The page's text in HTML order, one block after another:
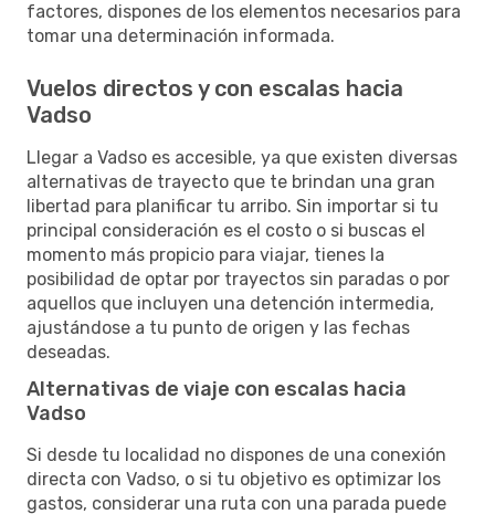
factores, dispones de los elementos necesarios para
tomar una determinación informada.
Vuelos directos y con escalas hacia
Vadso
Llegar a Vadso es accesible, ya que existen diversas
alternativas de trayecto que te brindan una gran
libertad para planificar tu arribo. Sin importar si tu
principal consideración es el costo o si buscas el
momento más propicio para viajar, tienes la
posibilidad de optar por trayectos sin paradas o por
aquellos que incluyen una detención intermedia,
ajustándose a tu punto de origen y las fechas
deseadas.
Alternativas de viaje con escalas hacia
Vadso
Si desde tu localidad no dispones de una conexión
directa con Vadso, o si tu objetivo es optimizar los
gastos, considerar una ruta con una parada puede